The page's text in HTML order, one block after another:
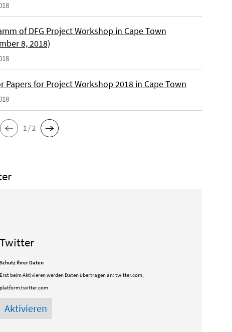
of DFG Project Workshop in Cape Town
8, 2018)
Papers for Project Workshop 2018 in Cape Town
1 / 2
Twitter
Schutz Ihrer Daten
Erst beim Aktivieren werden Daten übertragen an: twitter.com,
platform.twitter.com